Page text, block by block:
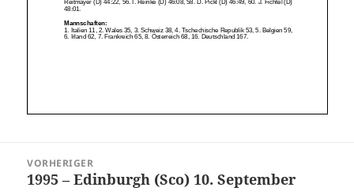
VORHERIGER
Vorheriger
1995 – Edinburgh (Sco) 10. September